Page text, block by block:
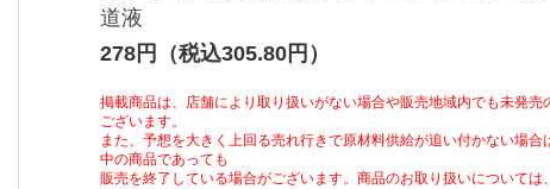
道液
278円（税込305.80円）
掲載商品は、店舗により取り扱いがない場合や販売地域内でも未発売
ございます。
また、予想を大きく上回る売れ行きで原材料供給が追い付かない場合
中の商品であっても
販売を終了している場合がございます。商品のお取り扱いについては